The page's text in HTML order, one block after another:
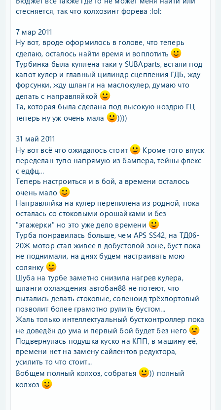
стесняется, так что колхозинг форева :lol:
7 мар 2011
Ну вот, вроде оформилось в голове, что теперь
сделаю, осталось найти время и воплотить
Турбинка была куплена таки у SUBAparts, встали под
капот кулер и главный цилиндр сцепления ГДБ, жду
форсунки, жду шланги на маслокулер, думаю что
делать с направляйкой
Та, которая была сделана под высокую ноздрю ГЦ
теперь ну уж очень мала
))))
31 май 2011
Ну вот всё что ожидалось стоит
Кроме того впуск
переделан тупо напрямую из бампера, тейны флекс
с едфц...
Теперь настроиться и в бой, а времени осталось
очень мало
Направляйка на кулер перепилена из родной, пока
осталась со стоковыми орошайками и без
"этажерки" но это уже дело времени
Турба понравилась больше, чем APS SS42, на ТД06-
20Ж мотор стал живее в добустовой зоне, буст пока
не поднимали, на днях будем настраивать мою
солянку
Шуба на турбе заметно снизила нагрев кулера,
шланги охлаждения автобан88 не потеют, что
пытались делать стоковые, соленоид трёхпортовый
позволит более грамотно рулить бустом...
Жаль только интеллектуальный бустконтроллер пока
не доведён до ума и первый бой будет без него
Подвернулась подушка куско на КПП, в машину её,
времени нет на замену сайлентов редуктора,
усилить то что стоит...
Вобщем полный колхоз, собратья
)) полный
колхоз